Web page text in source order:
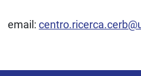
email: